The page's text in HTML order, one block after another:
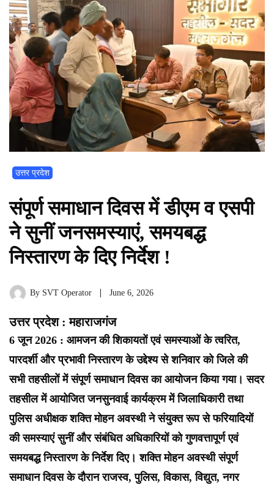
उत्तर प्रदेश
संपूर्ण समाधान दिवस में डीएम व एसपी
ने सुनीं जनसमस्याएं, समयबद्ध
निस्तारण के दिए निर्देश !
By SVT Operator June 6, 2026
उत्तर प्रदेश : महाराजगंज
6 जून 2026 : आमजन की शिकायतों एवं समस्याओं के त्वरित,
पारदर्शी और प्रभावी निस्तारण के उद्देश्य से शनिवार को जिले की
सभी तहसीलों में संपूर्ण समाधान दिवस का आयोजन किया गया। सदर
तहसील में आयोजित जनसुनवाई कार्यक्रम में जिलाधिकारी तथा
पुलिस अधीक्षक शक्ति मोहन अवस्थी ने संयुक्त रूप से फरियादियों
की समस्याएं सुनीं और संबंधित अधिकारियों को गुणवत्तापूर्ण एवं
समयबद्ध निस्तारण के निर्देश दिए। शक्ति मोहन अवस्थी संपूर्ण
समाधान दिवस के दौरान राजस्व, पुलिस, विकास, विद्युत, नगर